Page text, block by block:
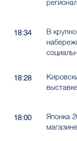
18:34
В
18:28
18:00
Японка